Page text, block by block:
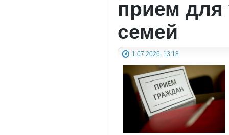
прием для
семей
1.07.2026, 13:18